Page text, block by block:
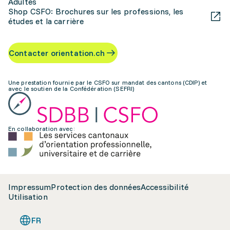
Shop CSFO: Brochures sur les professions, les
études et la carrière
Contacter orientation.ch
Une prestation fournie par le CSFO sur mandat des cantons (CDIP) et
avec le soutien de la Confédération (SEFRI)
En collaboration avec:
ImpressumProtection des donnéesAccessibilité
Utilisation
FR